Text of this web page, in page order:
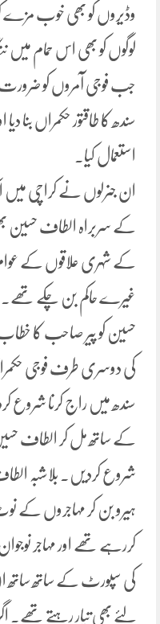
وڈیروں کو بھی خوب مزے
لوگوں کو بھی اس حمام میں
جب فوجی آمروں کو
سندھ کا طاقتور حکمراں بنا
استعمال کیا۔
ان جنرلوں نے کراچی میں
کے سربراہ الطاف حسین
کے شہری علاقوں کے
غیرے حاکم بن چکے
حسین کو پیر صاحب کا
کی دوسری طرف فوجی
سندھ میں راج کرنا شروع
کے ساتھ مل کر الطاف
شروع کردیں۔ بلاشبہ
ہیرو بن کر مہاجروں کے
کررہے تھے اور مہاجر
کی سپورٹ کے ساتھ
لئے بھی تیار رہتے تھے۔